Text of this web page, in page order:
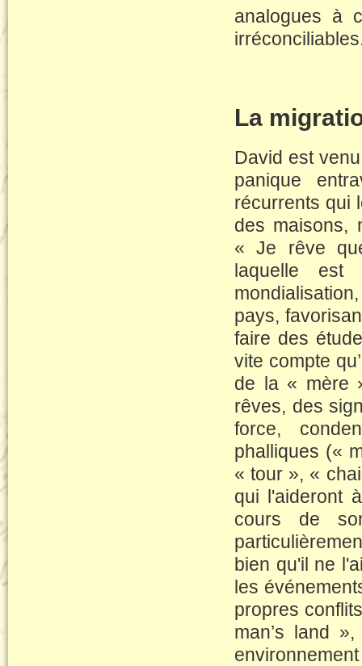
analogues à
La
David est
panique
récurrents qui
des maisons,
« Je rêve
laquelle
pays,
faire des
vite compte
de la « mère
rêves, des
force,
phalliques («
« tour », «
qui l'aideront
cours de
bien qu'il ne
les
propres
man’s land